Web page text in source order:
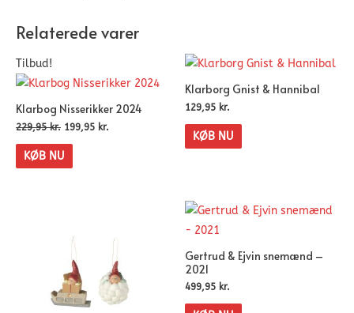
Relaterede varer
Tilbud!
Klarbog Nisserikker 2024
229,95kr. 199,95 kr.
KØB NU
Klarborg Gnist & Hannibal
129,95 kr.
KØB NU
Gertrud & Ejvin snemænd –
2021
499,95 kr.